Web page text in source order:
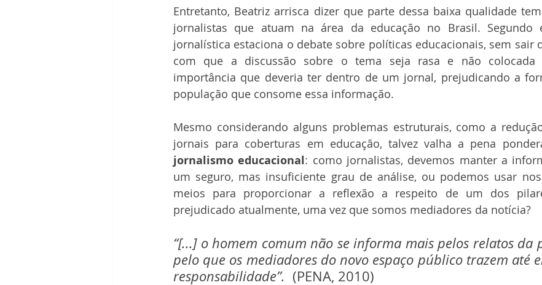
Entretanto, Beatriz arrisca dizer que parte dessa baixa qualidade
jornalistas que atuam na área da educação no Brasil. Segundo
jornalística estaciona o debate sobre políticas educacionais, sem sair
com que a discussão sobre o tema seja rasa e não colocada
importância que deveria ter dentro de um jornal, prejudicando a
população que consome essa informação.
Mesmo considerando alguns problemas estruturais, como a
jornalismo educacional: como jornalistas, devemos manter a
um seguro, mas insuficiente grau de análise, ou podemos usar
meios para proporcionar a reflexão a respeito de um dos
prejudicado atualmente, uma vez que somos mediadores da notícia?
“[...] o homem comum não se informa mais pelos relatos da
pelo que os mediadores do novo espaço público trazem até
responsabilidade”.
  (PENA, 2010)